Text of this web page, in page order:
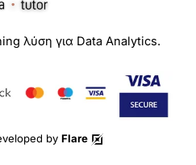
λύση για Data Analytics.
by Flare